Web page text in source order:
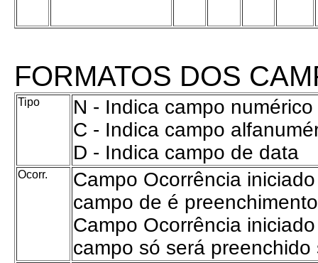
FORMATOS DOS
Tipo
N - Indica campo numérico
C - Indica campo
D - Indica campo de data
Ocorr.
Campo Ocorrência
campo de é
Campo Ocorrência
campo só será